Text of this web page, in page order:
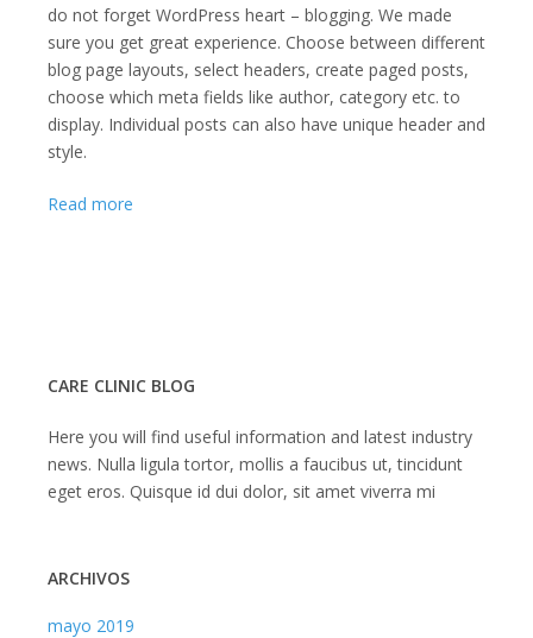
do not forget WordPress heart – blogging. We made
sure you get great experience. Choose between different
blog page layouts, select headers, create paged posts,
choose which meta fields like author, category etc. to
display. Individual posts can also have unique header and
style.
Read more
CARE CLINIC BLOG
Here you will find useful information and latest industry
news. Nulla ligula tortor, mollis a faucibus ut, tincidunt
eget eros. Quisque id dui dolor, sit amet viverra mi
ARCHIVOS
mayo 2019